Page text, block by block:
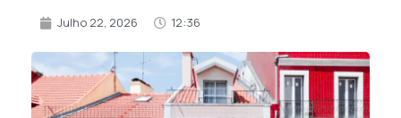
Julho 22, 2026 12:36